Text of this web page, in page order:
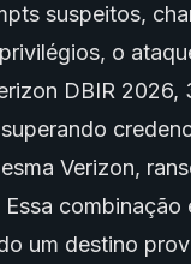
suspeitos,
o
DBIR
Verizon,
um destino